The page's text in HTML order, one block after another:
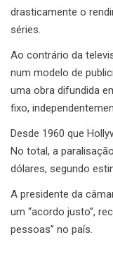
drasticamente o
séries.
Ao contrário da
num modelo de
uma obra difundida
fixo,
Desde 1960 que
No total, a
dólares, segundo
A presidente da
um “acordo justo”,
pessoas” no país.